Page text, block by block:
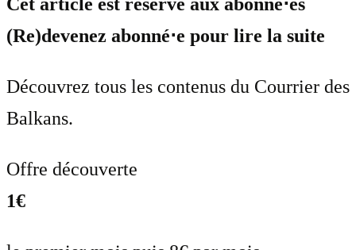
Cet article est réservé aux abonné⋅es
(Re)devenez abonné⋅e pour lire la suite
Découvrez tous les contenus du Courrier des
Balkans.
Offre découverte
1€